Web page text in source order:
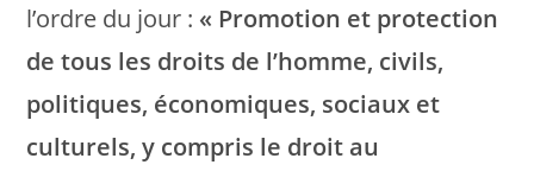
l’ordre du jour : « Promotion et protection
de tous les droits de l’homme, civils,
politiques, économiques, sociaux et
culturels, y compris le droit au